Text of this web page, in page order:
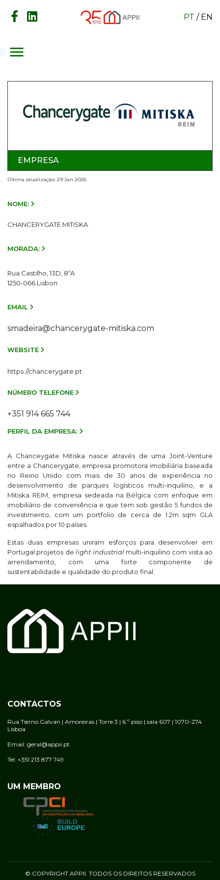
PT / EN
menu
EMPRESA
Última atualização: 29 Jan 2026
NOME:
CHANCERYGATE MITISKA
MORADA:
Rua Castilho, 13D, 8ºA
1250-066 Lisbon
EMAIL
smadeira@chancerygate-mitiska.com
WEBSITE
https://chancerygate.pt
NÚMERO TELEFONE
+351 914 665 744
PERFIL DA EMPRESA:
A Chanceygate Mitiska nasce através de uma Joint-Venture
entre a Chancerygate, empresa promotora imobiliária baseada
no Reino Unido com mais de 30 anos de experiência no
desenvolvimento de parques logísticos multi-inquilino, e a
Mitiska REIM, empresa sedeada na Bélgica com enfoque em
imobiliário de conveniência e que tem sob gestão 5 fundos de
investimento, com um portfolio de cerca de 1.2m sqm GLA
espalhados por 10 países.
Estas duas empresas uniram esforços para desenvolver em
Portugal projetos de light industrialmulti-inquilino com vista ao
arrendamento, com uma forte componente de
sustentabilidade e qualidade do produto final.
CONTACTOS
Rua Tierno Galvan | Amoreiras | Torre 3 | 6.º piso | sala 607 | 1070-274
Lisboa
Email: geral@appii.pt
Tel: +351 213 877 749
UM MEMBRO
© COPYRIGHT APPII. TODOS OS DIREITOS RESERVADOS